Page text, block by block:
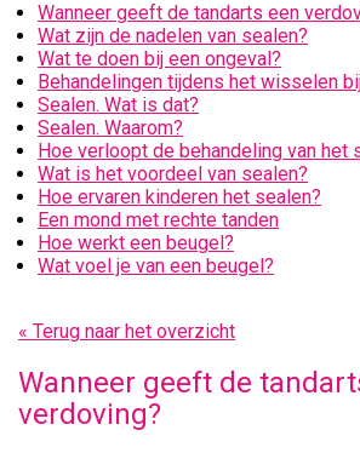
Wanneer geeft de tandarts een
Wat zijn de nadelen van sealen?
Wat te doen bij een ongeval?
Behandelingen tijdens het wisselen
Sealen. Wat is dat?
Sealen. Waarom?
Hoe verloopt de behandeling van het
Wat is het voordeel van sealen?
Hoe ervaren kinderen het sealen?
Een mond met rechte tanden
Hoe werkt een beugel?
Wat voel je van een beugel?
« Terug naar het overzicht
Wanneer geeft de
verdoving?